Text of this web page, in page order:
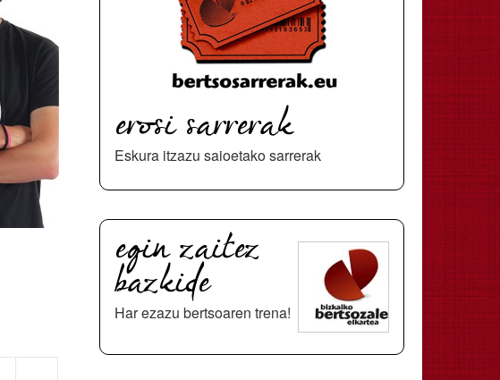
erosi sarrerak
Eskura itzazu saioetako sarrerak
egin zaitez
bazkide
Har ezazu bertsoaren trena!